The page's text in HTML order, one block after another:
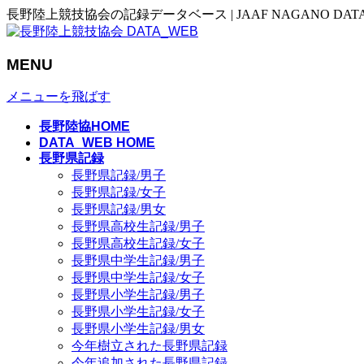
長野陸上競技協会の記録データベース | JAAF NAGANO
MENU
メニューを飛ばす
長野陸協HOME
DATA_WEB HOME
長野県記録
長野県記録/男子
長野県記録/女子
長野県記録/男女
長野県高校生記録/男子
長野県高校生記録/女子
長野県中学生記録/男子
長野県中学生記録/女子
長野県小学生記録/男子
長野県小学生記録/女子
長野県小学生記録/男女
今年樹立された長野県記録